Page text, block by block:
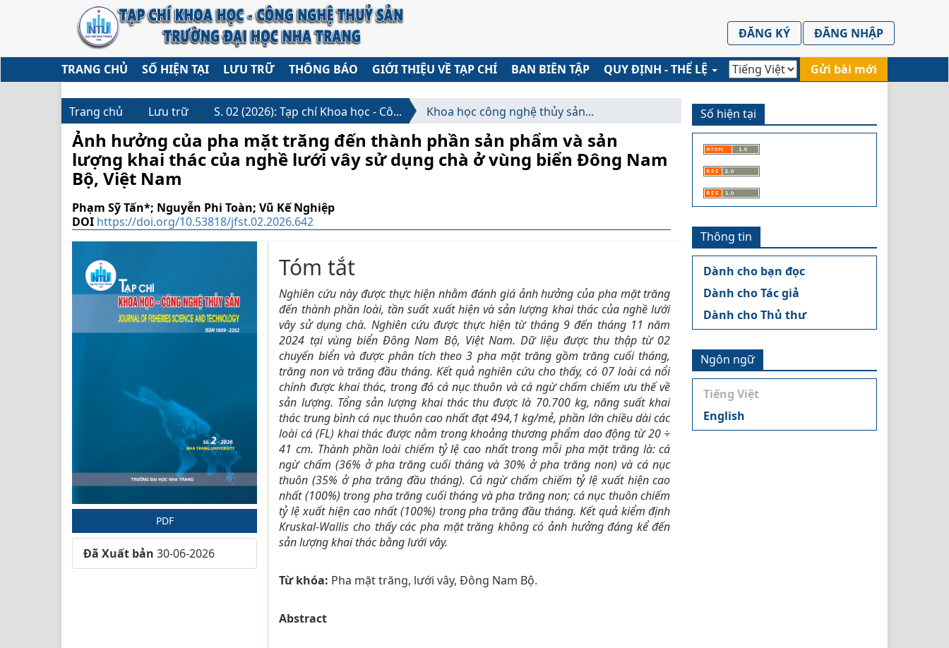
##plugins.themes.huaf_theme.accessible_menu.label##
##plugins.themes.huaf_theme.accessible_menu.main_navigation##
##plugins.themes.huaf_theme.accessible_menu.main_content##
##plugins.themes.huaf_theme.accessible_menu.sidebar##
ĐĂNG KÝ ĐĂNG NHẬP
TRANG CHỦ SỐ HIỆN TẠI LƯU TRỮ THÔNG BÁO GIỚI THIỆU VỀ TẠP CHÍ BAN BIÊN TẬP QUY ĐỊNH - THỂ LỆ Gửi bài mới
Trang chủ Lưu trữ S. 02 (2026): Tạp chí Khoa học - Cô... Khoa học công nghệ thủy sản...
Ảnh hưởng của pha mặt trăng đến thành phần sản phẩm và sản
lượng khai thác của nghề lưới vây sử dụng chà ở vùng biển Đông Nam
Bộ, Việt Nam
Phạm Sỹ Tấn*; Nguyễn Phi Toàn; Vũ Kế Nghiệp
DOI https://doi.org/10.53818/jfst.02.2026.642
##plugins.themes.huaf_theme.article.sidebar##
PDF
Đã Xuất bản 30-06-2026
##plugins.themes.huaf_theme.article.main##
Tóm tắt
Nghiên cứu này được thực hiện nhằm đánh giá ảnh hưởng của pha mặt trăng
đến thành phần loài, tần suất xuất hiện và sản lượng khai thác của nghề lưới
vây sử dụng chà. Nghiên cứu được thực hiện từ tháng 9 đến tháng 11 năm
2024 tại vùng biển Đông Nam Bộ, Việt Nam. Dữ liệu được thu thập từ 02
chuyến biển và được phân tích theo 3 pha mặt trăng gồm trăng cuối tháng,
trăng non và trăng đầu tháng. Kết quả nghiên cứu cho thấy, có 07 loài cá nổi
chính được khai thác, trong đócá nục thuôn và cá ngừ chấm chiếm ưu thế về
sản lượng. Tổng sản lượng khai thác thu được là 70.700 kg,năng suất khai
thác trung bình cá nục thuôn cao nhất đạt 494,1 kg/mẻ,phần lớn chiều dài các
loài cá (FL) khai thác được nằm trong khoảng thương phẩm dao động từ 20 ÷
41 cm. Thành phần loài chiếm tỷ lệ cao nhất trong mỗi pha mặt trăng là:cá
ngừ chấm (36% ởpha trăng cuối tháng và30% ởpha trăng non) và cá nục
thuôn (35% ởpha trăng đầu tháng). Cá ngừ chấm chiếm tỷ lệ xuất hiện cao
nhất (100%) trong pha trăng cuối tháng và pha trăng non; cá nục thuôn chiếm
tỷ lệ xuất hiện cao nhất (100%) trong pha trăng đầu tháng. Kết quả kiểm định
Kruskal-Wallis cho thấy các pha mặt trăng không có ảnh hưởng đáng kể đến
sản lượng khai thác bằng lưới vây.
Từ khóa: Pha mặt trăng, lưới vây, Đông Nam Bộ.
Abstract
Số hiện tại
Thông tin
Dành cho bạn đọc
Dành cho Tác giả
Dành cho Thủ thư
Ngôn ngữ
Tiếng Việt
English